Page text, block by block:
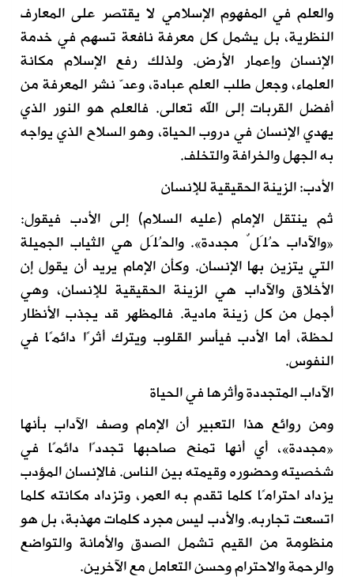
والعلم في المفهوم الإسلامي لا يقتصر على المعارف
النظرية، بل يشمل كل معرفة نافعة تسهم في خدمة
الإنسان وإعمار الأرض. ولذلك رفع الإسلام مكانة
العلماء، وجعل طلب العلم عبادة، وعدّ نشر المعرفة من
أفضل القربات إلى الله تعالى. فالعلم هو النور الذي
يهدي الإنسان في دروب الحياة، وهو السلاح الذي يواجه
به الجهل والخرافة والتخلف.
الأدب: الزينة الحقيقية للإنسان
ثم ينتقل الإمام (عليه السلام) إلى الأدب فيقول:
«والآداب حُلَلٌ مجددة». والحُلَل هي الثياب الجميلة
التي يتزين بها الإنسان. وكأن الإمام يريد أن يقول إن
الأخلاق والآداب هي الزينة الحقيقية للإنسان، وهي
أجمل من كل زينة مادية. فالمظهر قد يجذب الأنظار
لحظة، أما الأدب فيأسر القلوب ويترك أثرًا دائمًا في
النفوس.
الآداب المتجددة وأثرها في الحياة
ومن روائع هذا التعبير أن الإمام وصف الآداب بأنها
«مجددة»، أي أنها تمنح صاحبها تجددًا دائمًا في
شخصيته وحضوره وقيمته بين الناس. فالإنسان المؤدب
يزداد احترامًا كلما تقدم به العمر، وتزداد مكانته كلما
اتسعت تجاربه. والأدب ليس مجرد كلمات مهذبة، بل هو
منظومة من القيم تشمل الصدق والأمانة والتواضع
والرحمة والاحترام وحسن التعامل مع الآخرين.